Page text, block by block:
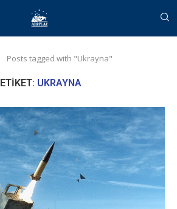
Posts tagged with "Ukrayna"
ETIKET: UKRAYNA